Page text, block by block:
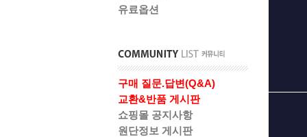
유료옵션
구매 질문.답변(Q&A)
교환&반품 게시판
쇼핑몰 공지사항
원단정보 게시판